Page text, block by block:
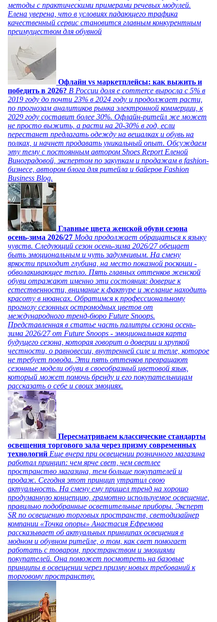
методы с практическими примерами речевых модулей.
Елена уверена, что в условиях падающего трафика
качественный сервис становится главным конкурентным
преимуществом для обувной
Офлайн vs маркетплейсы: как выжить и
победить в 2026? В России доля e commerce выросла с 5% в
2019 году до почти 23% в 2024 году и продолжает расти,
по прогнозам аналитиков рынка электронной коммерции, к
2029 году составит более 30%. Офлайн-ритейл же может
не просто выжить, а расти на 20-30% в год, если
перестанет предлагать одежду на вешалках и обувь на
полках, и начнет продавать уникальный опыт. Обсуждаем
эту тему с постоянным автором Shoes Report Еленой
Виноградовой, экспертом по закупкам и продажам в fashion-
бизнесе, автором блога для ритейла и байеров Fashion
Business Blog.
Главные цвета женской обуви сезона
осень-зима 2026/27 Мода продолжает обращаться к языку
чувств. Следующий сезон осень-зима 2026/27 обещает
быть эмоциональным и чуть задумчивым. На смену
яркости приходит глубина, на место показной роскоши -
обволакивающее тепло. Пять главных оттенков женской
обуви отражают именно эти состояния: доверие к
естественности, внимание к фактуре и желание находить
красоту в нюансах. Обратимся к профессиональному
прогнозу сезонных остромодных цветов от
международного тренд-бюро Future Snoops.
Представленная в статье часть палитры сезона осень-
зима 2026/27 от Future Snoops - эмоциональная карта
будущего сезона, которая говорит о доверии и хрупкой
честности, о равновесии, внутренней силе и тепле, которое
не требует повода. Эти пять оттенков превращают
сезонные модели обуви в своеобразный цветовой язык,
который может помочь бренду и его покупательницам
рассказать о себе и своих эмоциях.
Пересматриваем классические стандарты
освещения торгового зала через призму современных
технологий Еще вчера при освещении розничного магазина
работал принцип: чем ярче свет, чем светлее
пространство магазина, тем больше покупателей и
продаж. Сегодня этот принцип утратил свою
актуальность. На смену ему пришел тренд на хорошо
продуманную концепцию, грамотно используемое освещение,
правильно подобранные осветительные приборы. Эксперт
SR по освещению торговых пространств, светодизайнер
компании «Точка опоры» Анастасия Ефремова
рассказывает об актуальных принципах освещения в
модном и обувном ритейле, о том, как свет помогает
работать с товаром, пространством и эмоциями
покупателей. Она поможет посмотреть на базовые
принципы в освещении через призму новых требований к
торговому пространству.